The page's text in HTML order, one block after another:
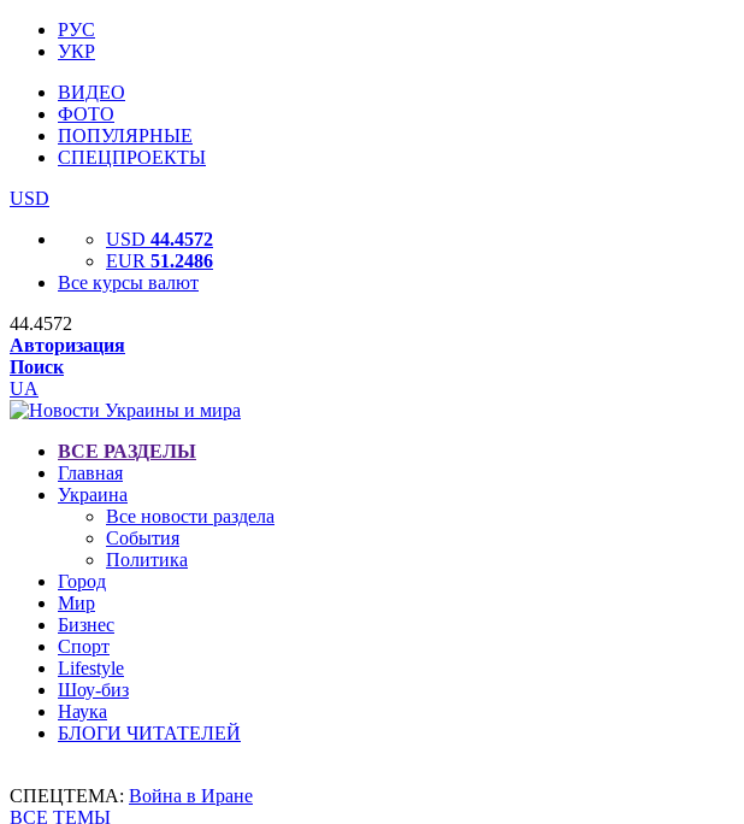
РУС
УКР
ВИДЕО
ФОТО
ПОПУЛЯРНЫЕ
СПЕЦПРОЕКТЫ
USD
USD 44.4572
EUR 51.2486
Все курсы валют
44.4572
Авторизация
Поиск
UA
ВСЕ РАЗДЕЛЫ
Главная
Украина
Все новости раздела
События
Политика
Город
Мир
Бизнес
Спорт
Lifestyle
Шоу-биз
Наука
БЛОГИ ЧИТАТЕЛЕЙ
СПЕЦТЕМА: Война в Иране
ВСЕ ТЕМЫ